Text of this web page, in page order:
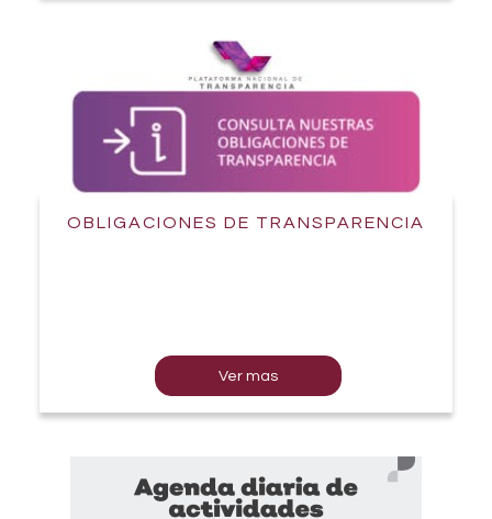
OBLIGACIONES DE TRANSPARENCIA
Ver mas